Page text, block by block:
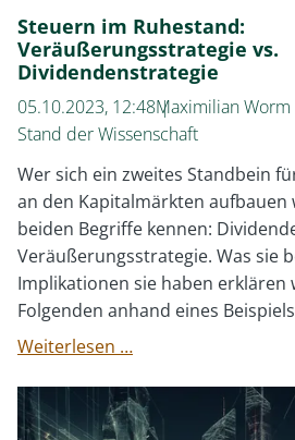
Steuern im Ruhestand:
Veräußerungsstrategie vs.
Dividendenstrategie
05.10.2023, 12:48Maximilian Worm
Stand der Wissenschaft
Wer sich ein zweites Standbein
an den Kapitalmärkten aufbauen
beiden Begriffe kennen:
Veräußerungsstrategie. Was sie
Implikationen sie haben erklären
Folgenden anhand eines
Weiterlesen …Steuern
Ruhestand: